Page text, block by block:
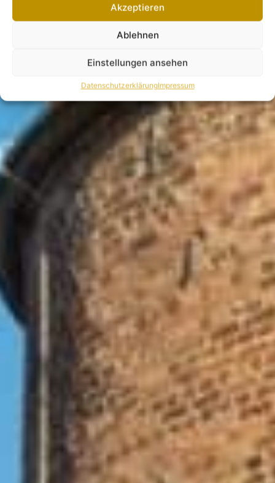
Akzeptieren
Ablehnen
Einstellungen ansehen
DatenschutzerklärungImpressum